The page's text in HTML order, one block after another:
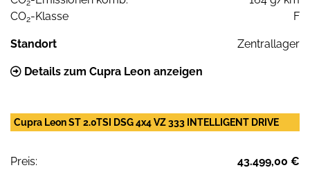
2
CO2-Klasse F
Standort Zentrallager
Details zum Cupra Leon anzeigen
Cupra Leon ST 2.0TSI DSG 4x4 VZ 333 INTELLIGENT DRIVE
Preis:
43.499,00 €